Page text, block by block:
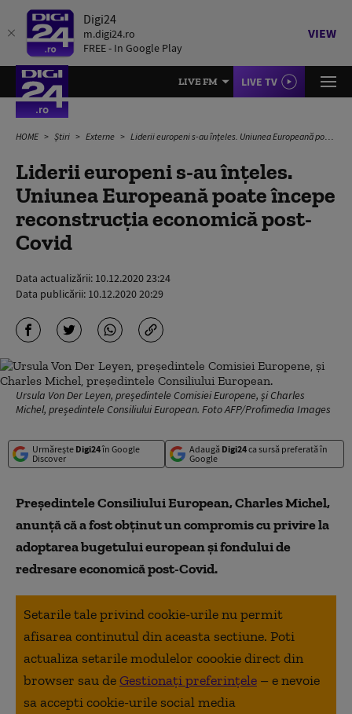
Digi24
m.digi24.ro
FREE - In Google Play
VIEW
LIVE FM LIVE TV
HOME Știri Externe Liderii europeni s-au înțeles. Uniunea Europeană poate începe reconstrucția economică post-Covid
Liderii europeni s-au înțeles.
Uniunea Europeană poate începe
reconstrucția economică post-
Covid
Data actualizării: 10.12.2020 23:24
Data publicării: 10.12.2020 20:29
Ursula Von Der Leyen, președintele Comisiei Europene, și Charles
Michel, președintele Consiliului European. Foto AFP/Profimedia Images
Urmărește Digi24în Google
Discover
Adaugă Digi24ca sursă preferată în
Google
Președintele Consiliului European, Charles Michel,
anunță că a fost obținut un compromis cu privire la
adoptarea bugetului european și fondului de
redresare economică post-Covid.
Setarile tale privind cookie-urile nu permit
afisarea continutul din aceasta sectiune. Poti
actualiza setarile modulelor coookie direct din
browser sau deGestionați preferințele – e nevoie
sa accepti cookie-urile social media